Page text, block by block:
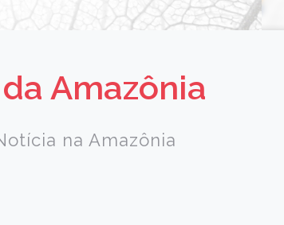
Amazônia
na Amazônia